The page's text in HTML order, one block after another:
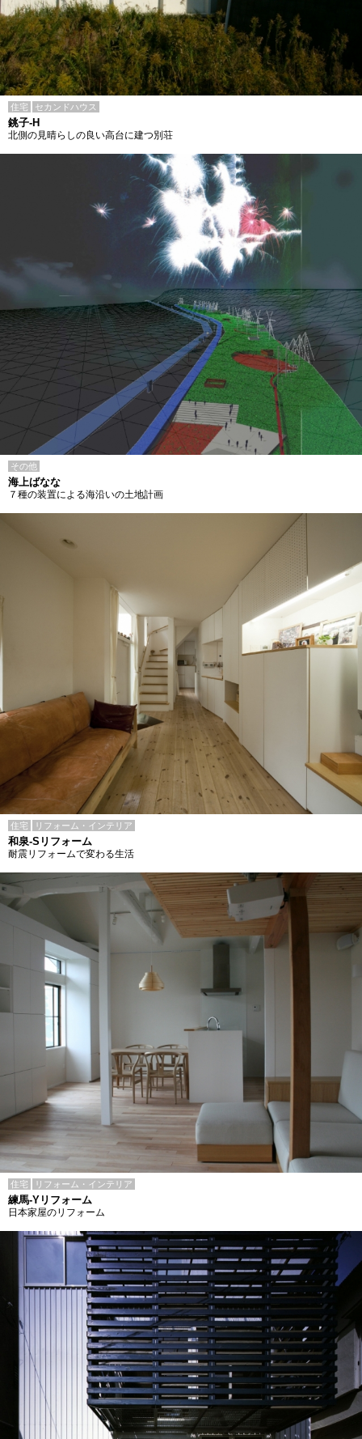
住宅 セカンドハウス
銚子-H
北側の見晴らしの良い高台に建つ別荘
その他
海上ばなな
７種の装置による海沿いの土地計画
住宅 リフォーム・インテリア
和泉-Sリフォーム
耐震リフォームで変わる生活
住宅 リフォーム・インテリア
練馬-Yリフォーム
日本家屋のリフォーム